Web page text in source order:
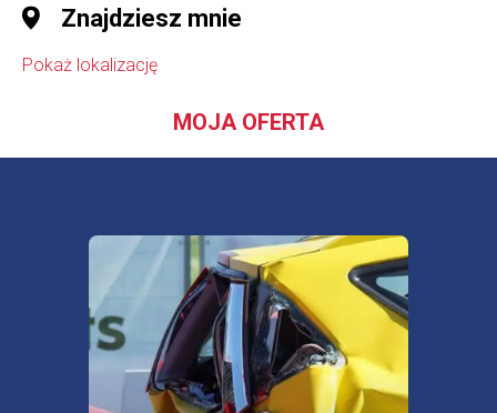
Znajdziesz mnie
Pokaż lokalizację
MOJA OFERTA
Sprawdź najkorzystniejsze oferty